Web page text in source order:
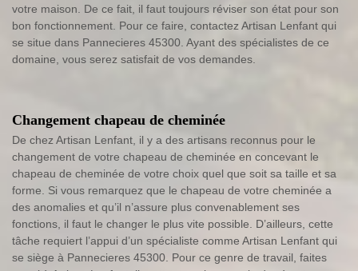
votre maison. De ce fait, il faut toujours réviser son état pour son
bon fonctionnement. Pour ce faire, contactez Artisan Lenfant qui
se situe dans Pannecieres 45300. Ayant des spécialistes de ce
domaine, vous serez satisfait de vos demandes.
Changement chapeau de cheminée
De chez Artisan Lenfant, il y a des artisans reconnus pour le
changement de votre chapeau de cheminée en concevant le
chapeau de cheminée de votre choix quel que soit sa taille et sa
forme. Si vous remarquez que le chapeau de votre cheminée a
des anomalies et qu’il n’assure plus convenablement ses
fonctions, il faut le changer le plus vite possible. D’ailleurs, cette
tâche requiert l’appui d’un spécialiste comme Artisan Lenfant qui
se siège à Pannecieres 45300. Pour ce genre de travail, faites